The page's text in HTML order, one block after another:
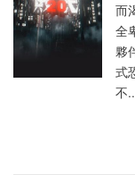
而
全
夥
式
不